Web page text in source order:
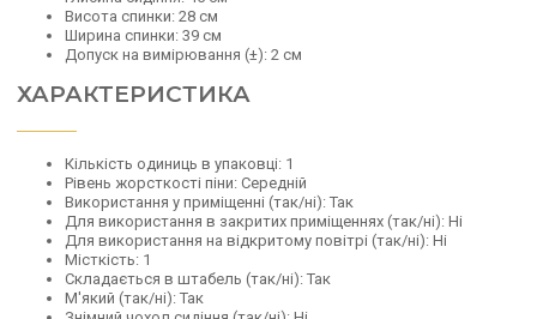
Висота спинки: 28 см
Ширина спинки: 39 см
Допуск на вимірювання (±): 2 см
ХАРАКТЕРИСТИКА
Кількість одиниць в упаковці: 1
Рівень жорсткості піни: Середній
Використання у приміщенні (так/ні): Так
Для використання в закритих приміщеннях (так/ні): Ні
Для використання на відкритому повітрі (так/ні): Ні
Місткість: 1
Складається в штабель (так/ні): Так
М'який (так/ні): Так